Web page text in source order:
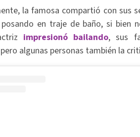
la famosa compartió con sus
en traje de baño, si bien
impresionó bailando, sus
algunas personas también la